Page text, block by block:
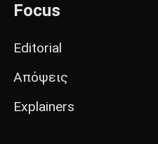
Focus
Editorial
Απόψεις
Explainers